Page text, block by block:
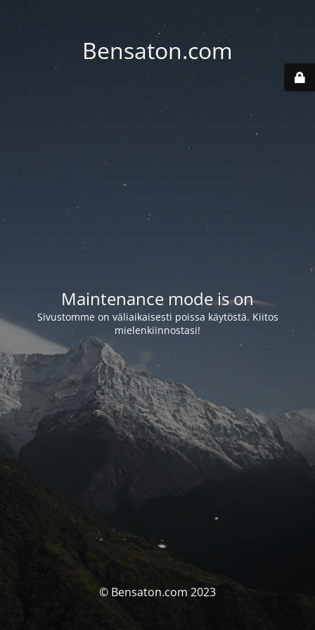
Bensaton.com
Maintenance mode is on
Sivustomme on väliaikaisesti poissa käytöstä. Kiitos
mielenkiinnostasi!
© Bensaton.com 2023